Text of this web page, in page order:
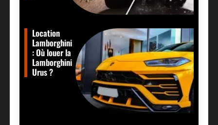
Location
Lamborghini
: Où louer la
Lamborghini
Urus ?